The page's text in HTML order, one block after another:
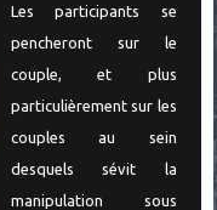
Les participants se
pencheront sur le
couple, et plus
particulièrement sur les
couples au sein
desquels sévit la
manipulation sous